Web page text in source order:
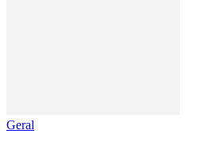
Geral